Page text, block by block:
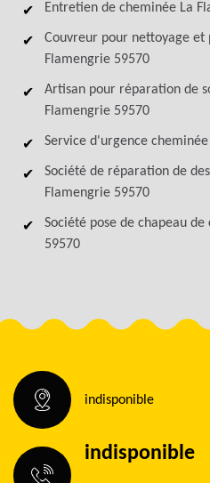
Entretien de cheminée La
Couvreur pour nettoyage et
Flamengrie 59570
Artisan pour réparation de
Flamengrie 59570
Service d'urgence
Société de réparation de
Flamengrie 59570
Société pose de chapeau
59570
indisponible
indisponible